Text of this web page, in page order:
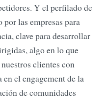
Y el perfilado de
las empresas para
clave para desarrollar
algo en lo que
clientes con
el engagement de la
de comunidades